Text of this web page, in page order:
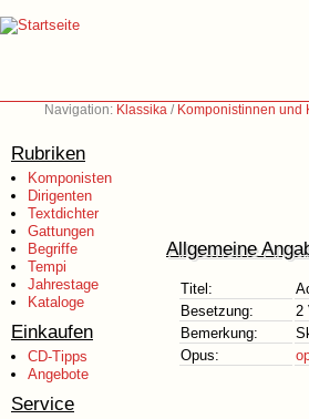
Navigation: Klassika / Komponistinnen und
Rubriken
Komponisten
Dirigenten
Textdichter
Gattungen
Begriffe
Tempi
Jahrestage
Kataloge
Einkaufen
CD-Tipps
Angebote
Service
Allgemeine
Titel:
Besetzung:
2
Bemerkung:
Opus: